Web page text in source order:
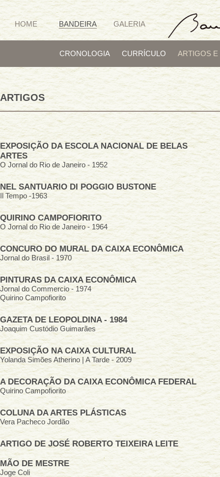
HOME BANDEIRA GALERIA
CRONOLOGIA CURRÍCULO ARTIGOS E
ARTIGOS
EXPOSIÇÃO DA ESCOLA NACIONAL DE BELAS
ARTES
O Jornal do Rio de Janeiro - 1952
NEL SANTUARIO DI POGGIO BUSTONE
Il Tempo -1963
QUIRINO CAMPOFIORITO
O Jornal do Rio de Janeiro - 1964
CONCURO DO MURAL DA CAIXA ECONÔMICA
Jornal do Brasil - 1970
PINTURAS DA CAIXA ECONÔMICA
Jornal do Commercio - 1974
Quirino Campofiorito
GAZETA DE LEOPOLDINA - 1984
Joaquim Custódio Guimarães
EXPOSIÇÃO NA CAIXA CULTURAL
Yolanda Simões Atherino | A Tarde - 2009
A DECORAÇÃO DA CAIXA ECONÔMICA FEDERAL
Quirino Campofiorito
COLUNA DA ARTES PLÁSTICAS
Vera Pacheco Jordão
ARTIGO DE JOSÉ ROBERTO TEIXEIRA LEITE
MÃO DE MESTRE
Joge Coli